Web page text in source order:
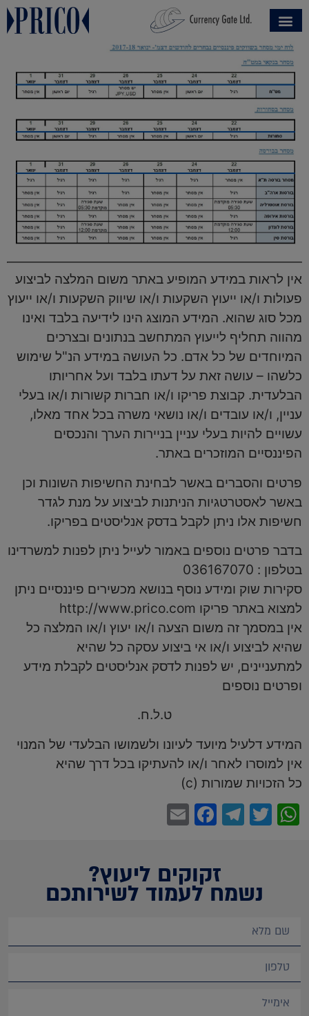
אין לראות במידע המופיע באתר משום המלצה לביצוע
פעולות ו/או ייעוץ השקעות ו/או שיווק השקעות ו/או ייעוץ
מכל סוג שהוא. המידע המוצג הינו לידיעה בלבד ואינו
מהווה תחליף לייעוץ המתחשב בנתונים ובצרכים
המיוחדים של כל אדם. כל העושה במידע הנ"ל שימוש
כלשהו – עושה זאת על דעתו בלבד ועל אחריותו
הבלעדית. קבוצת פריקו ו/או חברות קשורות ו/או בעלי
עניין, ו/או עובדים ו/או נושאי משרה בכל אחד מאלו,
עשויים להיות בעלי עניין בניירות הערך והנכסים
הפיננסיים המוזכרים באתר.
פרטים והסברים באשר לבחינת החשיפות השונות וכן
באשר לאסטרטגיות הניתנות לביצוע על מנת לגדר
חשיפות אלו ניתן לקבל בדסק אנליסטים בפריקו.
בדבר פרטים נוספים באמור לעייל ניתן לפנות למשרדינו
בטלפון : 036167070
סקירות שוק ומידע נוסף בנושא מכשירים פיננסיים ניתן
למצוא באתר פריקו http://www.prico.com
אין במסמך זה משום הצעה ו/או יעוץ ו/או המלצה כל
שהיא לביצוע ו/או אי ביצוע עסקה כל שהיא
למתעניינים, יש לפנות לדסק אנליסטים לקבלת מידע
ופרטים נוספים
ט.ל.ח.
המידע דלעיל מיועד לעיונו ולשמושו הבלעדי של המנוי
אין למוסרו לאחר ו/או להעתיקו בכל דרך שהיא
כל הזכויות שמורות (c)
WhatsApp
Twitter
Telegram
Facebook
זקוקים ליעוץ?
נשמח לעמוד לשירותכם